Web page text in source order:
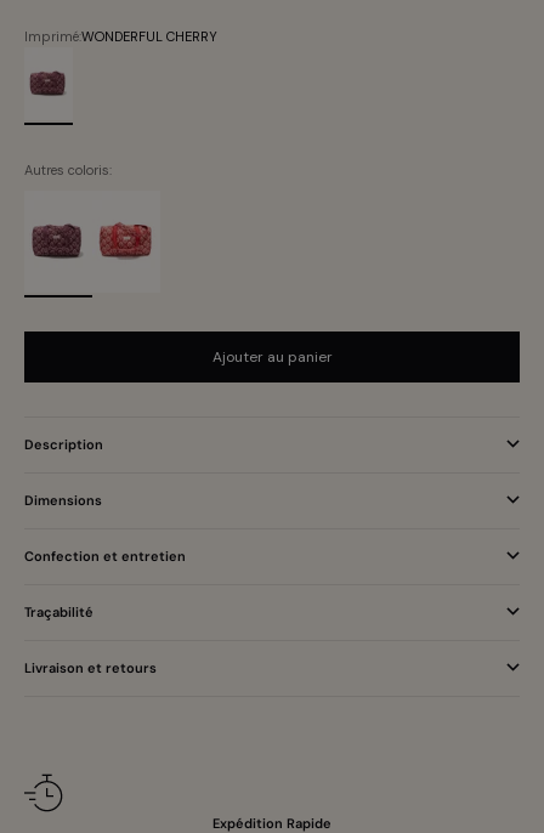
Imprimé:WONDERFUL CHERRY
Autres coloris:
Ajouter au panier
Description
Dimensions
Confection et entretien
Traçabilité
Livraison et retours
Expédition Rapide